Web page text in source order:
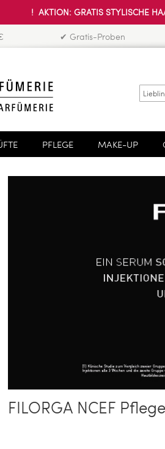
! AKTION: GRATIS STYLISCHE
✔ Gratis-Proben
PFLEGE MAKE-UP
FILORGA NCEF